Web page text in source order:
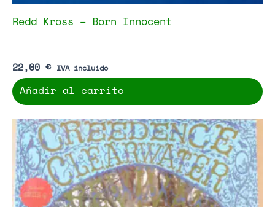
Redd Kross – Born Innocent
22,00 € IVA incluido
Añadir al carrito